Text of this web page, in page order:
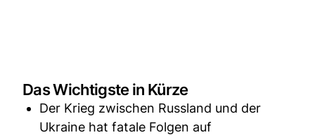
Das Wichtigste in Kürze
Der Krieg zwischen Russland und der
Ukraine hat fatale Folgen auf